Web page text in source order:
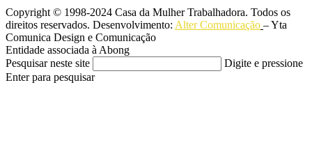
Copyright © 1998-2024 Casa da Mulher Trabalhadora. Todos os
direitos reservados. Desenvolvimento: Alter Comunicação – Yta
Comunica Design e Comunicação
Entidade associada à Abong
Pesquisar neste site
Digite e pressione
Enter para pesquisar